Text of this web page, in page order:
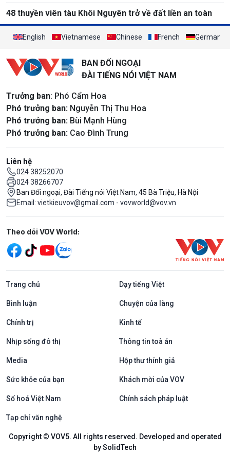
48 thuyền viên tàu Khôi Nguyên trở về đất liền an toàn
English Vietnamese Chinese French German
BAN ĐỐI NGOẠI
ĐÀI TIẾNG NÓI VIỆT NAM
Trưởng ban: Phó Cẩm Hoa
Phó trưởng ban: Nguyễn Thị Thu Hoa
Phó trưởng ban: Bùi Mạnh Hùng
Phó trưởng ban: Cao Đình Trung
Liên hệ
024 38252070
024 38266707
Ban Đối ngoại, Đài Tiếng nói Việt Nam, 45 Bà Triệu, Hà Nội
Email: vietkieuvov@gmail.com - vovworld@vov.vn
Mạng xã hội
Theo dõi VOV World:
Trang chủ Dạy tiếng Việt
Bình luận Chuyện của làng
Chính trị Kinh tế
Nhịp sống đô thị Thông tin toà án
Media Hộp thư thính giả
Sức khỏe của bạn Khách mời của VOV
Số hoá Việt Nam Chính sách pháp luật
Tạp chí văn nghệ
Copyright © VOV5. All rights reserved. Developed and operated
by SolidTech